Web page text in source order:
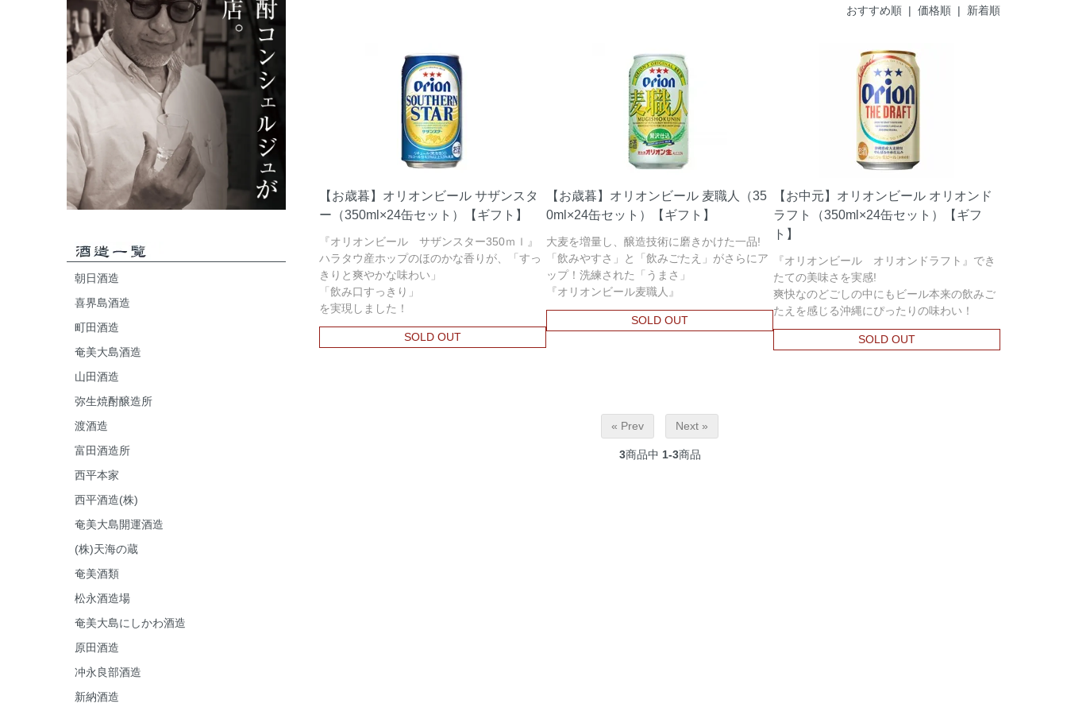
朝日酒造
喜界島酒造
町田酒造
奄美大島酒造
山田酒造
弥生焼酎醸造所
渡酒造
富田酒造所
西平本家
西平酒造(株)
奄美大島開運酒造
(株)天海の蔵
奄美酒類
松永酒造場
奄美大島にしかわ酒造
原田酒造
冲永良部酒造
新納酒造
おすすめ順 | 価格順 | 新着順
【お歳暮】オリオンビール サザンスタ
ー（350ml×24缶セット）【ギフト】
『オリオンビール サザンスター350ｍｌ』
ハラタウ産ホップのほのかな香りが、「すっ
きりと爽やかな味わい」
「飲み口すっきり」
を実現しました！
SOLD OUT
【お歳暮】オリオンビール 麦職人（35
0ml×24缶セット）【ギフト】
大麦を増量し、醸造技術に磨きかけた一品!
「飲みやすさ」と「飲みごたえ」がさらにア
ップ！洗練された「うまさ」
『オリオンビール麦職人』
SOLD OUT
【お中元】オリオンビール オリオンド
ラフト（350ml×24缶セット）【ギフ
ト】
『オリオンビール オリオンドラフト』でき
たての美味さを実感!
爽快なのどごしの中にもビール本来の飲みご
たえを感じる沖縄にぴったりの味わい！
SOLD OUT
« Prev Next »
3商品中 1-3商品